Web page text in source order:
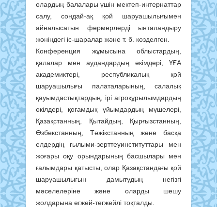
олардың балалары үшін мектеп-интернаттар
салу, сондай-ақ қой шаруашылығымен
айналысатын фермерлерді ынталандыру
жөніндегі іс-шаралар және т. б. көзделген.
Конференция жұмысына облыстардың,
қалалар мен аудандардың әкімдері, ҰҒА
академиктері, республикалық қой
шаруашылығы палаталарының, салалық
қауымдастықтардың, ірі агроқұрылымдардың
өкілдері, қоғамдық ұйымдардың мүшелері,
Қазақстанның, Қытайдың, Қырғызстанның,
Өзбекстанның, Тәжікстанның және басқа
елдердің ғылыми-зерттеуинституттары мен
жоғары оқу орындарының басшылары мен
ғалымдары қатысты, олар Қазақстандағы қой
шаруашылығын дамытудың негізгі
мәселелеріне және оларды шешу
жолдарына егжей-тегжейлі тоқталды.